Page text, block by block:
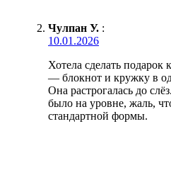
Чулпан У. :
10.01.2026
Хотела сделать подарок
— блокнот и кружку в
Она растрогалась до
было на уровне, жаль,
стандартной формы.